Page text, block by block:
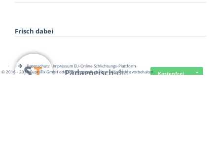
Frisch dabei
Pädagogisch-did… Kostenfrei
· · ·Datenschutz·Impressum EU-Online-Schlichtungs-Plattform·
© 2016 - 2026 SupraTix GmbH oder Partnergesellschaften - Alle Rechte vorbehalten.